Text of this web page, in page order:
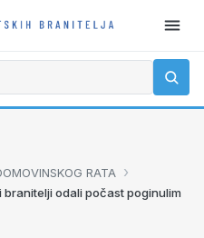
RATA ›
branitelji odali počast poginulim